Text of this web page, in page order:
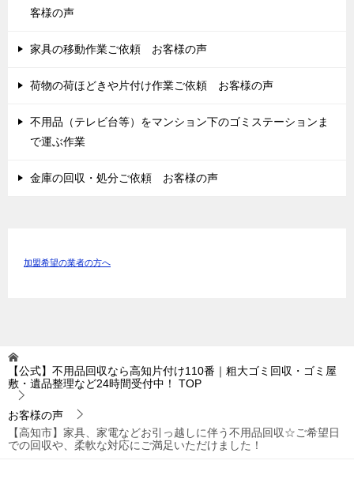
客様の声
家具の移動作業ご依頼 お客様の声
荷物の荷ほどきや片付け作業ご依頼 お客様の声
不用品（テレビ台等）をマンション下のゴミステーションま
で運ぶ作業
金庫の回収・処分ご依頼 お客様の声
加盟希望の業者の方へ
【公式】不用品回収なら高知片付け110番｜粗大ゴミ回収・ゴミ屋
敷・遺品整理など24時間受付中！
TOP
お客様の声
【高知市】家具、家電などお引っ越しに伴う不用品回収☆ご希望日
での回収や、柔軟な対応にご満足いただけました！